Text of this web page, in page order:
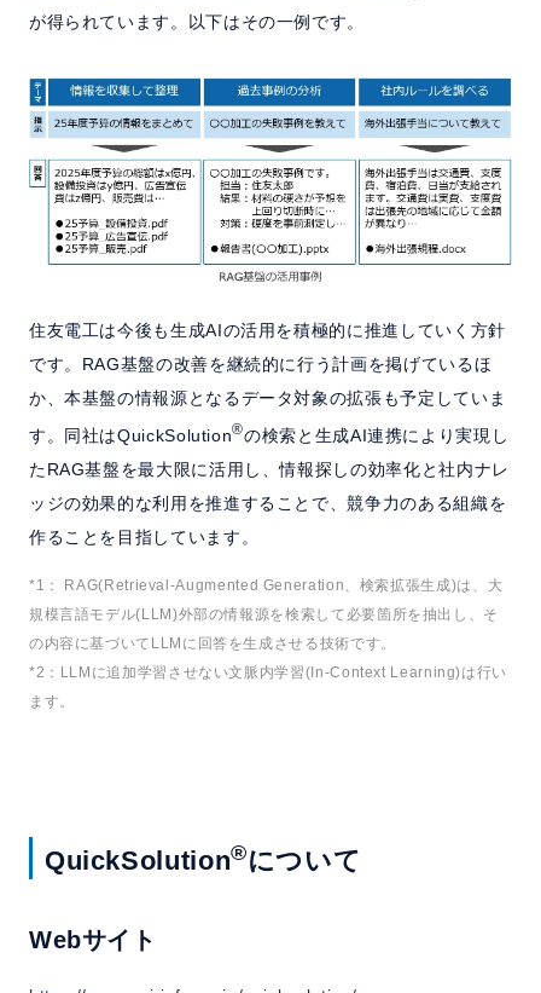
が得られています。以下はその一例です。
住友電工は今後も生成AIの活用を積極的に推進していく方針
です。RAG基盤の改善を継続的に行う計画を掲げているほ
か、本基盤の情報源となるデータ対象の拡張も予定していま
す。同社はQuickSolution®の検索と生成AI連携により実現し
たRAG基盤を最大限に活用し、情報探しの効率化と社内ナレ
ッジの効果的な利用を推進することで、競争力のある組織を
作ることを目指しています。
*1： RAG(Retrieval-Augmented Generation、検索拡張生成)は、大
規模言語モデル(LLM)外部の情報源を検索して必要箇所を抽出し、そ
の内容に基づいてLLMに回答を生成させる技術です。
*2：LLMに追加学習させない文脈内学習(In-Context Learning)は行い
ます。
QuickSolution®について
Webサイト